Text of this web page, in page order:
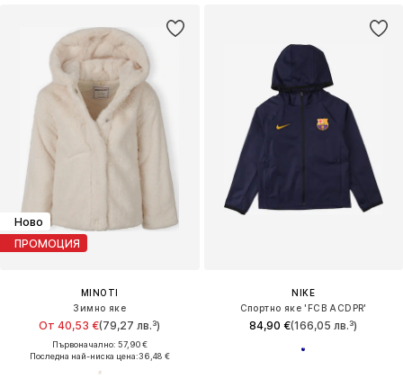
Ново
ПРОМОЦИЯ
MINOTI
Зимно яке
От 40,53 €(79,27 лв.³)
Първоначално: 57,90 €
Последна най-ниска цена:36,48 €
NIKE
Спортно яке 'FCB ACDPR'
84,90 €(166,05 лв.³)